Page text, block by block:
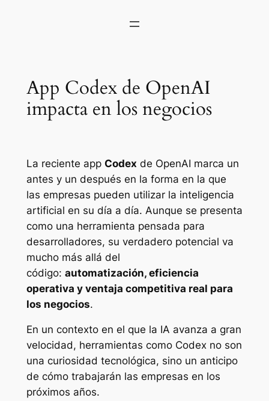
App Codex de OpenAI
impacta en los negocios
La reciente app Codex de OpenAI marca un
antes y un después en la forma en la que
las empresas pueden utilizar la inteligencia
artificial en su día a día. Aunque se presenta
como una herramienta pensada para
desarrolladores, su verdadero potencial va
mucho más allá del
código: automatización, eficiencia
operativa y ventaja competitiva real para
los negocios.
En un contexto en el que la IA avanza a gran
velocidad, herramientas como Codex no son
una curiosidad tecnológica, sino un anticipo
de cómo trabajarán las empresas en los
próximos años.